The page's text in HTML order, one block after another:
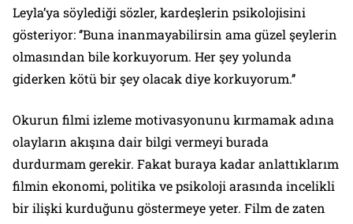
Leyla’ya söylediği sözler, kardeşlerin psikolojisini
gösteriyor: ‘’Buna inanmayabilirsin ama güzel şeylerin
olmasından bile korkuyorum. Her şey yolunda
giderken kötü bir şey olacak diye korkuyorum.’’
Okurun filmi izleme motivasyonunu kırmamak adına
olayların akışına dair bilgi vermeyi burada
durdurmam gerekir. Fakat buraya kadar anlattıklarım
filmin ekonomi, politika ve psikoloji arasında incelikli
bir ilişki kurduğunu göstermeye yeter. Film de zaten